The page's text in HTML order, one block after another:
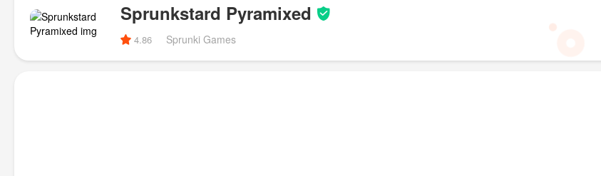
Sprunkstard Pyramixed
4.86 Sprunki Games